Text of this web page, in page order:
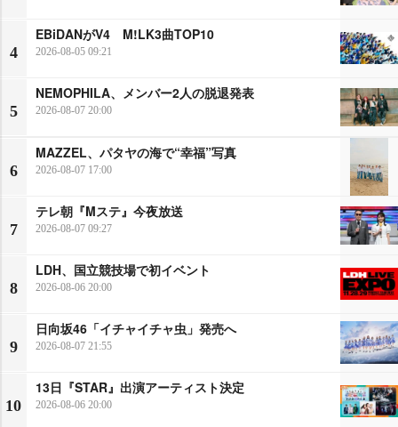
4
EBiDANがV4 M!LK3曲TOP10
2026-08-05 09:21
5
NEMOPHILA、メンバー2人の脱退発表
2026-08-07 20:00
6
MAZZEL、パタヤの海で“幸福”写真
2026-08-07 17:00
7
テレ朝『Mステ』今夜放送
2026-08-07 09:27
8
LDH、国立競技場で初イベント
2026-08-06 20:00
9
日向坂46「イチャイチャ虫」発売へ
2026-08-07 21:55
10
13日『STAR』出演アーティスト決定
2026-08-06 20:00